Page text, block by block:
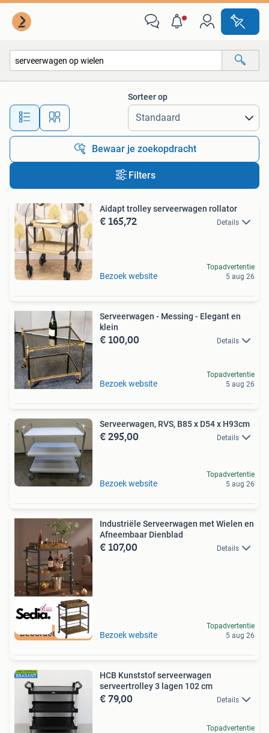
Alle afstanden…
Sorteer op
Bewaar je zoekopdracht
Filters
Aidapt trolley serveerwagen rollator
€ 165,72 Details
Bezoek website
Topadvertentie
5 aug 26
Serveerwagen - Messing - Elegant en
klein
€ 100,00 Details
Bezoek website
Topadvertentie
5 aug 26
Serveerwagen, RVS, B85 x D54 x H93cm
€ 295,00 Details
Bezoek website
Topadvertentie
5 aug 26
Beoordeeld met 9+
Industriële Serveerwagen met Wielen en
Afneembaar Dienblad
€ 107,00 Details
Bezoek website
Topadvertentie
5 aug 26
HCB Kunststof serveerwagen
serveertrolley 3 lagen 102 cm
€ 79,00 Details
Topadvertentie